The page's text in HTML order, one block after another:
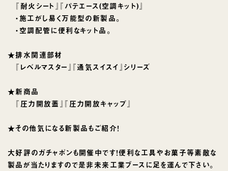
『耐火シート』『パテエース(空調キット)』
・施工がし易く万能型の新製品。
・空調配管に便利なキット品。
★排水関連部材
『レベルマスター』『通気スイスイ』シリーズ
★新商品
『圧力開放蓋』『圧力開放キャップ』
★その他気になる新製品もご紹介！
大好評のガチャポンも開催中です！便利な工具やお菓子等素敵な
製品が当たりますので是非未来工業ブースに足を運んで下さい。